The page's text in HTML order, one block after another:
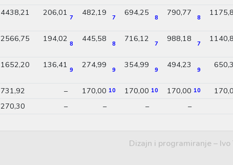
4438,21 206,01
7
482,19
7
694,25
8
790,77
8
2566,75 194,02
8
445,58
8
716,12
7
988,18
7
1652,20 136,41
9
274,99
9
354,99
9
494,23
9
731,92 – 170,00 10 170,00 10 170,00 10
270,30 – – – –
Dizajn i programiranje –